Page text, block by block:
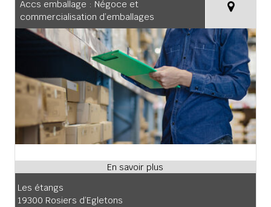
Accs emballage : Négoce et
commercialisation d’emballages
Les étangs
19300 Rosiers d’Egletons